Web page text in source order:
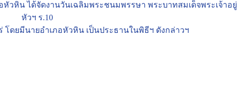
หัวหิน ได้จัดงานวันเฉลิมพระชนมพรรษา พระบาทสมเด็จพระเจ้าอยู่
หัวฯ ร.10
โดยมีนายอำเภอหัวหิน เป็นประธานในพิธีฯ ดังกล่าวฯ